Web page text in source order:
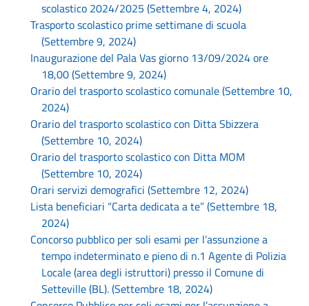
scolastico 2024/2025 (Settembre 4, 2024)
Trasporto scolastico prime settimane di scuola
(Settembre 9, 2024)
Inaugurazione del Pala Vas giorno 13/09/2024 ore
18,00 (Settembre 9, 2024)
Orario del trasporto scolastico comunale (Settembre 10,
2024)
Orario del trasporto scolastico con Ditta Sbizzera
(Settembre 10, 2024)
Orario del trasporto scolastico con Ditta MOM
(Settembre 10, 2024)
Orari servizi demografici (Settembre 12, 2024)
Lista beneficiari “Carta dedicata a te” (Settembre 18,
2024)
Concorso pubblico per soli esami per l’assunzione a
tempo indeterminato e pieno di n.1 Agente di Polizia
Locale (area degli istruttori) presso il Comune di
Setteville (BL). (Settembre 18, 2024)